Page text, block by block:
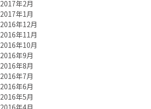
2017年2月
2017年1月
2016年12月
2016年11月
2016年10月
2016年9月
2016年8月
2016年7月
2016年6月
2016年5月
2016年4月